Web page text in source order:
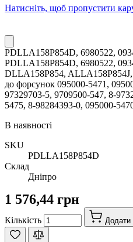
Натисніть, щоб пропустити
PDLLA158P854D, 6980522,
PDLLA158P854D, 6980522,
DLLA158P854,
до форсунок 095000-5471,
97329703-5, 9709500-547, 8-
5475, 8-98284393-0, 095000-
В наявності
SKU
PDLLA158P854D
Склад
Дніпро
1 576,44 грн
Кількість Додати